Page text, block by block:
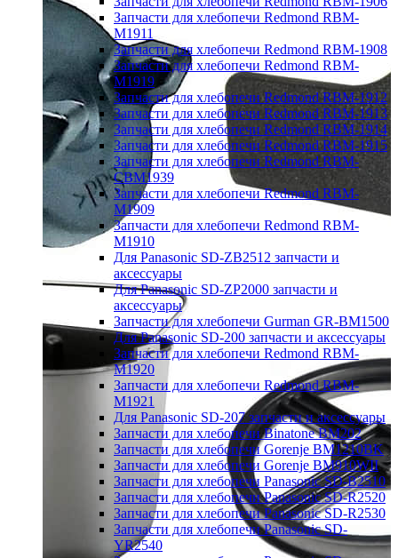
Запчасти для хлебопечи Redmond RBM-
M1911
Запчасти для хлебопечи Redmond RBM-1908
Запчасти для хлебопечи Redmond RBM-
M1919
Запчасти для хлебопечи Redmond RBM-1912
Запчасти для хлебопечи Redmond RBM-1913
Запчасти для хлебопечи Redmond RBM-1914
Запчасти для хлебопечи Redmond RBM-1915
Запчасти для хлебопечи Redmond RBM-
CBM1939
Запчасти для хлебопечи Redmond RBM-
M1909
Запчасти для хлебопечи Redmond RBM-
M1910
Для Panasonic SD-ZB2512 запчасти и
аксессуары
Для Panasonic SD-ZP2000 запчасти и
аксессуары
Запчасти для хлебопечи Gurman GR-BM1500
Для Panasonic SD-200 запчасти и аксессуары
Запчасти для хлебопечи Redmond RBM-
M1920
Запчасти для хлебопечи Redmond RBM-
M1921
Для Panasonic SD-207 запчасти и аксессуары
Запчасти для хлебопечи Binatone BM202
Запчасти для хлебопечи Gorenje BM1210BK
Запчасти для хлебопечи Gorenje BM910WII
Запчасти для хлебопечи Panasonic SD-B2510
Запчасти для хлебопечи Panasonic SD-R2520
Запчасти для хлебопечи Panasonic SD-R2530
Запчасти для хлебопечи Panasonic SD-
YR2540